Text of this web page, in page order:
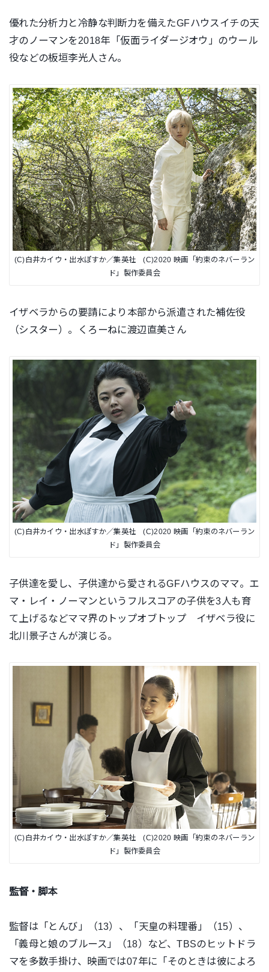
優れた分析力と冷静な判断力を備えたGFハウスイチの天
才のノーマンを2018年「仮面ライダージオウ」のウール
役などの板垣李光人さん。
(C)白井カイウ・出水ぽすか／集英社 (C)2020 映画「約束のネバーラン
ド」製作委員会
イザベラからの要請により本部から派遣された補佐役
（シスター）。くろーねに渡辺直美さん
(C)白井カイウ・出水ぽすか／集英社 (C)2020 映画「約束のネバーラン
ド」製作委員会
子供達を愛し、子供達から愛されるGFハウスのママ。エ
マ・レイ・ノーマンというフルスコアの子供を3人も育
て上げるなどママ界のトップオブトップ イザベラ役に
北川景子さんが演じる。
(C)白井カイウ・出水ぽすか／集英社 (C)2020 映画「約束のネバーラン
ド」製作委員会
監督・脚本
監督は「とんび」（13）、「天皇の料理番」（15）、
「義母と娘のブルース」（18）など、TBSのヒットドラ
マを多数手掛け、映画では07年に「そのときは彼によろ